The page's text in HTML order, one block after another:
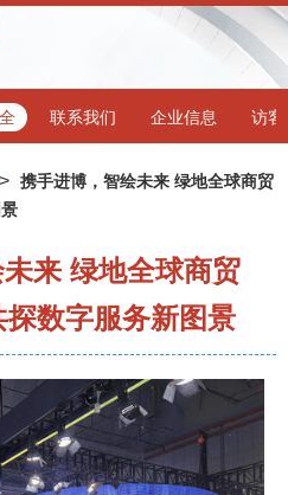
联系我们 企业信息 访客
> 携手进博，智绘未来 绿地全球商贸
来 绿地全球商贸
数字服务新图景